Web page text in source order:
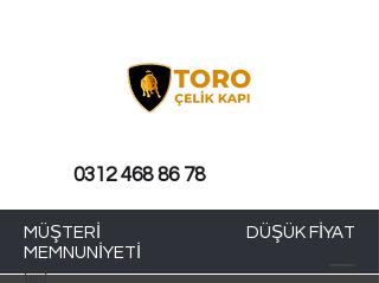
MÜŞTERİ
MEMNUNİYETİ
DÜŞÜK FİYAT
0312 468 86 78